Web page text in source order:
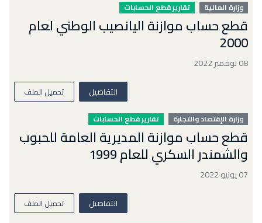
وزارة المالية تقارير قطع الحسابات
قطع حساب موازنة اليانصيب الوطني لعام
2000
08 نوفمبر 2022
التفاصيل تحميل الملف
وزارة الإقتصاد والتجارة تقارير قطع الحسابات
قطع حساب موازنة المديرية العامة للحبوب
والشمندر السكري للعام 1999
07 يونيو 2022
التفاصيل تحميل الملف